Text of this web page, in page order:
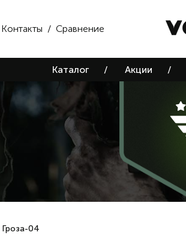
Контакты / Сравнение
Каталог / Акции /
Гроза-04